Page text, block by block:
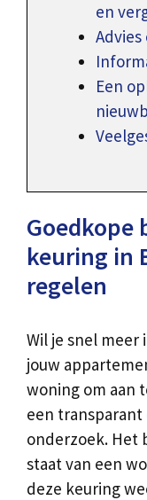
en
Een
Goedkope
keuring in
regelen
Wil je snel meer
jouw
woning om aan
een
onderzoek. Het
staat van een
deze keuring